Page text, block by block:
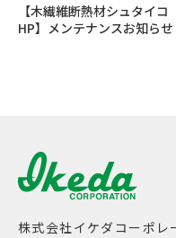
【木繊維断熱材シュタイコ
HP】メンテナンスお知らせ
株式会社イケダコーポレ